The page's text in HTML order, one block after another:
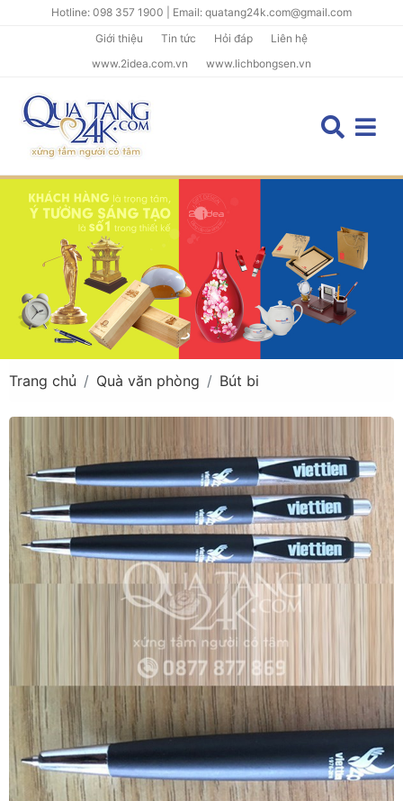
Hotline: 098 357 1900 | Email: quatang24k.com@gmail.com
Giới thiệu
Tin tức Hỏi đáp
Liên hệ
www.2idea.com.vn
www.lichbongsen.vn
Trang chủ Quà văn phòng Bút bi